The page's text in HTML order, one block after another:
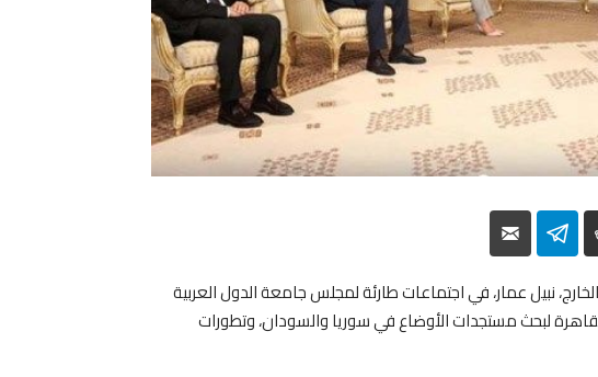
Reddit
Telegram
نبيل عمار، في اجتماعات طارئة لمجلس جامعة الدول العربية
لبحث مستجدات الأوضاع في سوريا والسودان، وتطورات